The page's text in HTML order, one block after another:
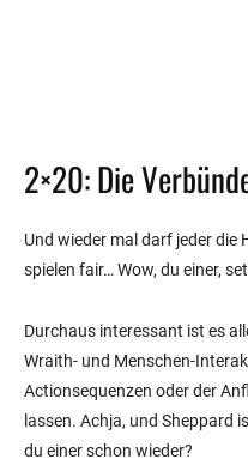
2×20: Die
Und wieder mal darf jeder die
spielen fair… Wow, du einer,
Durchaus interessant ist es
Wraith- und Menschen-
Actionsequenzen oder der
lassen. Achja, und Sheppard
du einer schon wieder?